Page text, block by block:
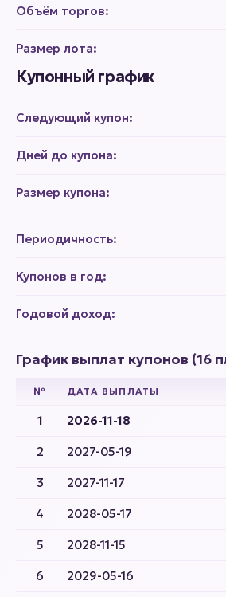
Объём торгов:
Размер лота:
Купонный график
Следующий купон:
Дней до купона:
Размер купона:
Периодичность:
Купонов в год:
Годовой доход:
График выплат купонов (16
№ ДАТА ВЫПЛАТЫ
1 2026-11-18
2 2027-05-19
3 2027-11-17
4 2028-05-17
5 2028-11-15
6 2029-05-16